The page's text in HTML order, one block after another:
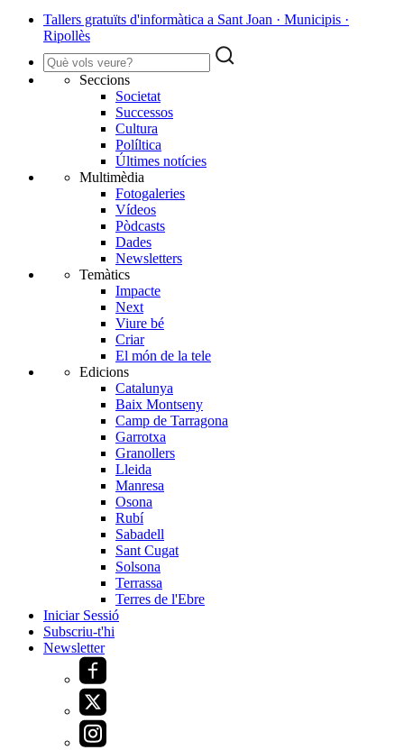
Tallers gratuïts d'informàtica a Sant Joan · Municipis ·
Ripollès
Seccions
Societat
Successos
Cultura
Políltica
Últimes notícies
Multimèdia
Fotogaleries
Vídeos
Pòdcasts
Dades
Newsletters
Temàtics
Impacte
Next
Viure bé
Criar
El món de la tele
Edicions
Catalunya
Baix Montseny
Camp de Tarragona
Garrotxa
Granollers
Lleida
Manresa
Osona
Rubí
Sabadell
Sant Cugat
Solsona
Terrassa
Terres de l'Ebre
Iniciar Sessió
Subscriu-t'hi
Newsletter